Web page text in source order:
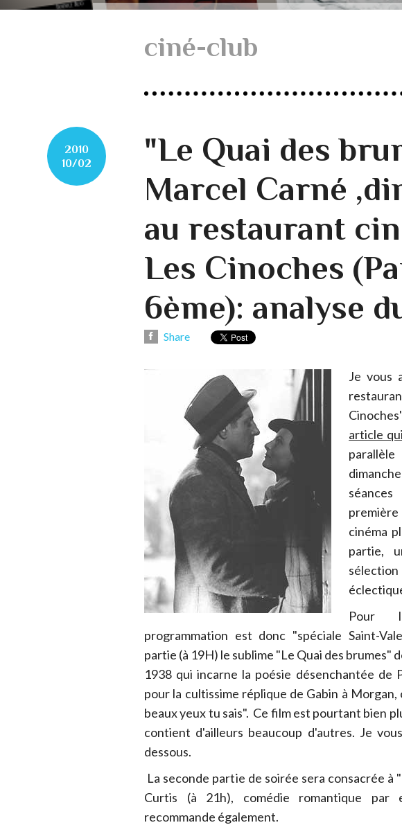
ciné-club
2010
10/02
"Le Quai des
Marcel Carné
au restaurant
Les Cinoches
6ème): analyse
Share
Je vous
article
cinéma
partie,
Pour
programmation est donc "spéciale Saint-
partie (à 19H) le sublime "Le Quai des brumes"
1938 qui incarne la poésie désenchantée de
pour la cultissime réplique de Gabin à
beaux yeux tu sais". Ce film est pourtant bien
contient d'ailleurs beaucoup d'autres. Je
dessous.
La seconde partie de soirée sera consacrée à
Curtis (à 21h), comédie romantique par
recommande également.